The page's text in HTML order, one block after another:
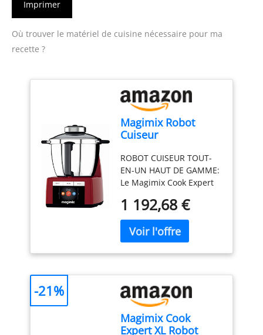
Imprimer
Où trouver le matériel de cuisine nécessaire pour ma
recette ?
Magimix Robot
Cuiseur
Cook Expert - Bol
Inox 3,5 L, Moteur
Professionnel 1700
W – 12 Programmes
Automatiques –
Rouge
ROBOT CUISEUR TOUT-
EN-UN HAUT DE GAMME:
Le Magimix Cook Expert
hacher, pétrir,
émulsionner et cuire à la
vapeur avec un seul
appareil multifonction
premium CUISSON
programmes
automatiques intégrés
(soupes, mijotés, vapeur,
risottos, pains,
1 192,68 €
Magimix Cook
Expert XL Robot
-21%